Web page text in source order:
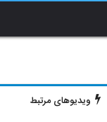
ویدیوهای مرتبط